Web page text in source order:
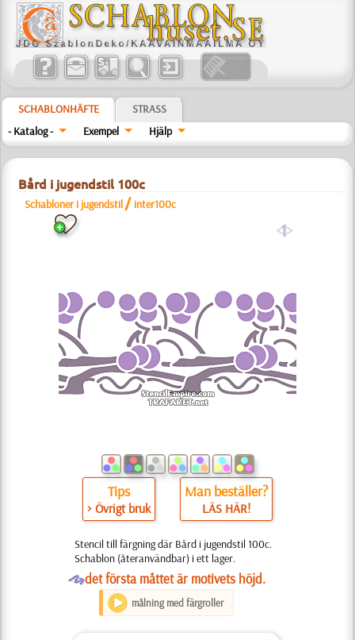
SCHABLONHÄFTE
STRASS
- Katalog -
Exempel Hjälp
Bård i jugendstil 100c
Schabloner i jugendstil / inter100c
a
Tips
> Övrigt bruk
Man beställer?
LÄS HÄR!
Stencil till färgning där Bård i jugendstil 100c.
Schablon (återanvändbar) i ett lager.
Odet första måttet är motivets höjd.
målning med färgroller